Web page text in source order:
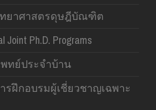
ยาศาสตรดุษฎีบัณฑิต
Joint Ph.D. Programs
ทย์ประจำบ้าน
รฝึกอบรมผู้เชี่ยวชาญเฉพาะ